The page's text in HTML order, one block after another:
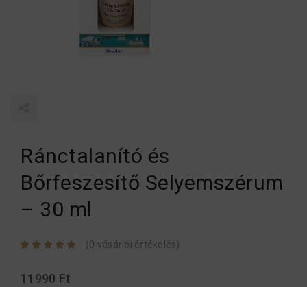
Ránctalanító és
Bőrfeszesítő Selyemszérum
– 30 ml
értékelés
alapján
(0 vásárlói értékelés)
11990 Ft